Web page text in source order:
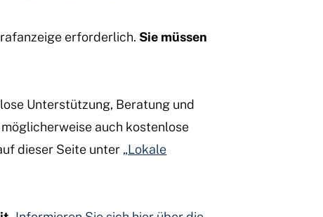
erforderlich. Sie müssen
Unterstützung, Beratung und
auch kostenlose
dieser Seite unter „Lokale